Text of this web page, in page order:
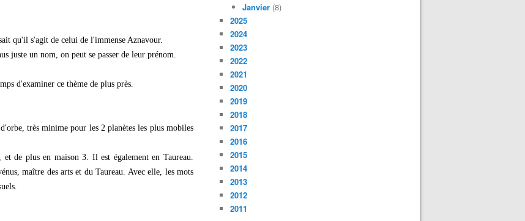
qu'il s'agit de celui de l'immense Aznavour.
juste un nom, on peut se passer de leur prénom.
d'examiner ce thème de plus près.
très minime pour les 2 planètes les plus mobiles
de plus en maison 3. Il est également en Taureau.
maître des arts et du Taureau. Avec elle, les mots
Janvier (8)
2025
2024
2023
2022
2021
2020
2019
2018
2017
2016
2015
2014
2013
2012
2011